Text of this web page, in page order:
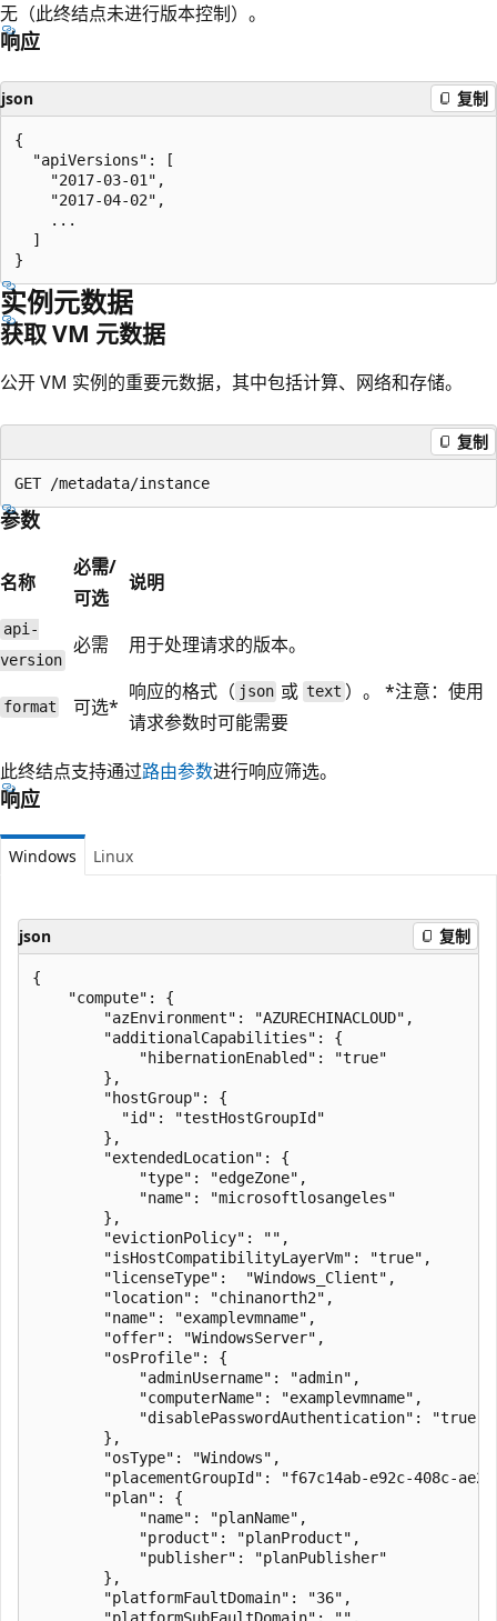
无（此终结点未进行版本控制）。
响应
json 复制
{
  "apiVersions": [
    "2017-03-01",
    "2017-04-02",
    ...
  ]
实例元数据
获取 VM 元数据
公开 VM 实例的重要元数据，其中包括计算、网络和存储。
复制
参数
名称
必需/
可选
说明
api-
version
必需 用于处理请求的版本。
format 可选*
响应的格式（ json 或text ）。 *注意：使用
请求参数时可能需要
此终结点支持通过路由参数进行响应筛选。
响应
Windows Linux
json 复制
{
    "compute": {
        "azEnvironment": "AZURECHINACLOUD",
        "additionalCapabilities": {
            "hibernationEnabled": "true"
        },
        "hostGroup": {
          "id": "testHostGroupId"
        },
        "extendedLocation": {
            "type": "edgeZone",
            "name": "microsoftlosangeles"
        },
        "evictionPolicy": "",
        "isHostCompatibilityLayerVm": "true",
        "licenseType":  "Windows_Client",
        "location": "chinanorth2",
        "name": "examplevmname",
        "offer": "WindowsServer",
        "osProfile": {
            "adminUsername": "admin",
            "computerName": "examplevmname",
            "disablePasswordAuthentication": "true"
        },
        "osType": "Windows",
"placementGroupId": "f67c14ab-e92c-408c-
        "plan": {
            "name": "planName",
            "product": "planProduct",
            "publisher": "planPublisher"
        },
        "platformFaultDomain": "36",
        "platformSubFaultDomain": "",